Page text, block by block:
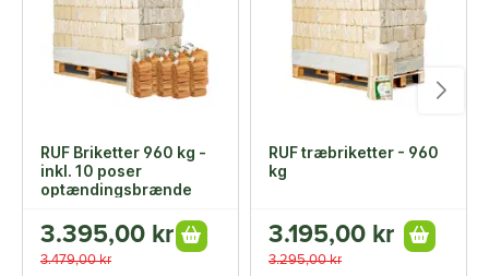
RUF Briketter 960 kg -
inkl. 10 poser
optændingsbrænde
3.395,00 kr
3.479,00 kr
RUF træbriketter - 960
kg
3.195,00 kr
3.295,00 kr